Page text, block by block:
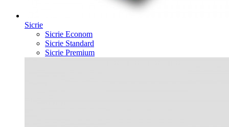
Sicrie
Sicrie Econom
Sicrie Standard
Sicrie Premium